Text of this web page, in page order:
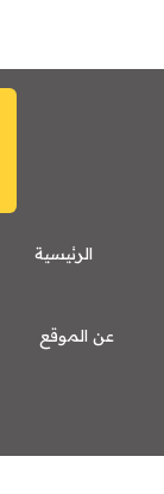
الرئيسية
عن الموقع